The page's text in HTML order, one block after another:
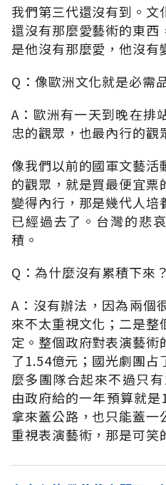
我們第三代還沒有到。文
還沒有那麼愛藝術的東西
是他沒有那麼愛，他沒有
Q：像歐洲文化就是必需
A：歐洲有一天到晚在排
忠的觀眾，也最內行的觀
像我們以前的國軍文藝活
的觀眾，就是買最便宜
變得內行，那是幾代人培
已經過去了。台灣的悲
積。
Q：為什麼沒有累積下來？
A：沒有辦法，因為兩個
來不太重視文化；二是整
定。整個政府對表演藝術
了1.54億元；國光劇團
麼多團隊合起來不過只
由政府給的一年預算就
拿來蓋公路，也只能蓋
重視表演藝術，那是可笑